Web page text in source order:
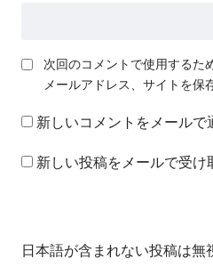
次回のコメントで使用するた
メールアドレス、サイトを保
新しいコメントをメールで
新しい投稿をメールで受け
日本語が含まれない投稿は